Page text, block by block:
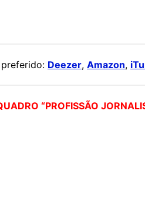
Deezer, Amazon,
“PROFISSÃO